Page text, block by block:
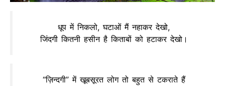
धूप में निकलो, घटाओं मैं नहाकर देखो,
जिंदगी कितनी हसीन है किताबों को हटाकर देखो।
“ज़िन्दगी” में खूबसूरत लोग तो बहुत से टकराते हैं